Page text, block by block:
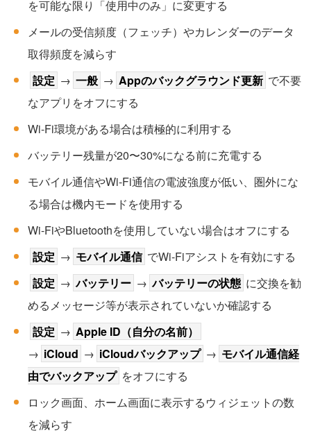
を可能な限り「使用中のみ」に変更する
メールの受信頻度（フェッチ）やカレンダーのデータ
取得頻度を減らす
設定 → 一般 → Appのバックグラウンド更新 で不要
なアプリをオフにする
Wi-Fi環境がある場合は積極的に利用する
バッテリー残量が20〜30%になる前に充電する
モバイル通信やWi-Fi通信の電波強度が低い、圏外にな
る場合は機内モードを使用する
Wi-FiやBluetoothを使用していない場合はオフにする
設定 → モバイル通信 でWi-Fiアシストを有効にする
設定 → バッテリー → バッテリーの状態 に交換を勧
めるメッセージ等が表示されていないか確認する
設定 → Apple ID（自分の名前）
→ iCloud → iCloudバックアップ → モバイル通信経
由でバックアップ をオフにする
ロック画面、ホーム画面に表示するウィジェットの数
を減らす